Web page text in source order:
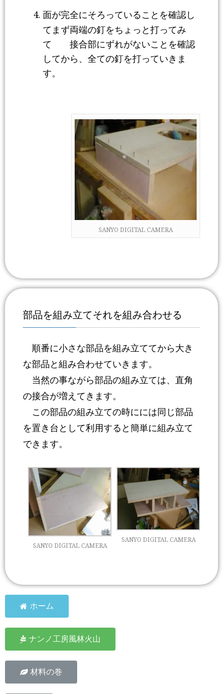
面が完全にそろっていることを確認し
てまず両端の釘をちょっと打ってみ
て 接合部にずれがないことを確認
してから、全ての釘を打っていきま
す。
SANYO DIGITAL CAMERA
部品を組み立てそれを組み合わせる
順番に小さな部品を組み立ててから大き
な部品と組み合わせていきます。
当然の事ながら部品の組み立ては、直角
の接合が増えてきます。
この部品の組み立ての時にには同じ部品
を置き台として利用すると簡単に組み立て
できます。
SANYO DIGITAL CAMERA
SANYO DIGITAL CAMERA
ホーム
ナンノ工房風林火山
材料の巻